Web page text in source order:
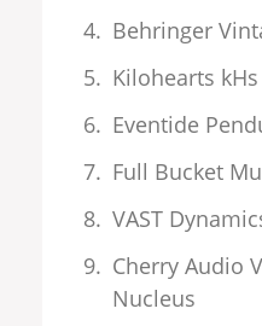
Behringer
Kilohearts kHs
Eventide
Full Bucket
VAST
Cherry Audio
Nucleus